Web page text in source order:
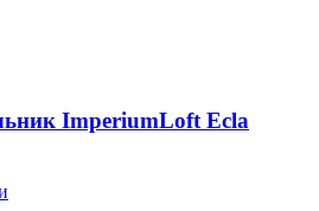
ImperiumLoft Ecla